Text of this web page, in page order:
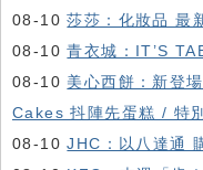
08-10莎莎：化妝品 最
08-10青衣城：IT’S
08-10 美心西餅：新登
Cakes 抖陣先蛋糕 / 特
08-10JHC：以八達通